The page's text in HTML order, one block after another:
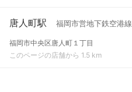
唐人町駅 福岡市営地下鉄空港線
福岡市中央区唐人町１丁目
このページの店舗から 1.5 km